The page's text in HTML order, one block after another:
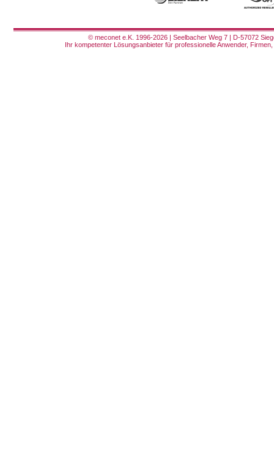
© meconet e.K. 1996-2026 | Seelbacher Weg 7 | D-57072
Ihr kompetenter Lösungsanbieter für professionelle Anwender,